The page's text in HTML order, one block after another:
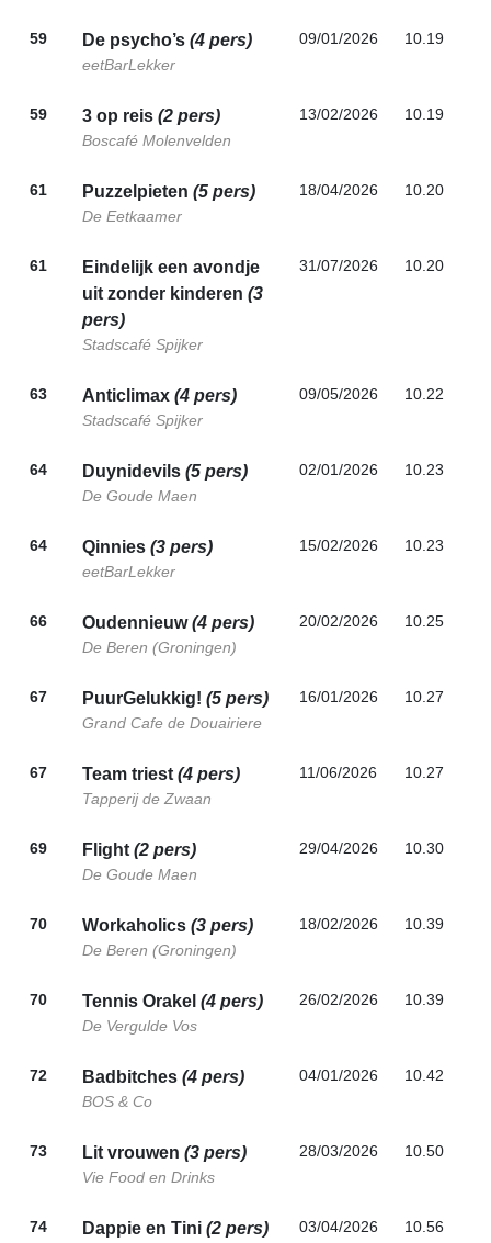
59 De psycho’s (4 pers)
eetBarLekker
09/01/2026 10.19
59 3 op reis (2 pers)
Boscafé Molenvelden
13/02/2026 10.19
61 Puzzelpieten (5 pers)
De Eetkaamer
18/04/2026 10.20
61
Eindelijk een avondje
uit zonder kinderen (3
pers)
Stadscafé Spijker
31/07/2026 10.20
63 Anticlimax (4 pers)
Stadscafé Spijker
09/05/2026 10.22
64 Duynidevils (5 pers)
De Goude Maen
02/01/2026 10.23
64 Qinnies (3 pers)
eetBarLekker
15/02/2026 10.23
66 Oudennieuw(4 pers)
De Beren (Groningen)
20/02/2026 10.25
67 PuurGelukkig! (5 pers)
Grand Cafe de Douairiere
16/01/2026 10.27
67 Team triest (4 pers)
Tapperij de Zwaan
11/06/2026 10.27
69 Flight (2 pers)
De Goude Maen
29/04/2026 10.30
70 Workaholics (3 pers)
De Beren (Groningen)
18/02/2026 10.39
70 Tennis Orakel (4 pers)
De Vergulde Vos
26/02/2026 10.39
72 Badbitches (4 pers)
BOS & Co
04/01/2026 10.42
73 Lit vrouwen (3 pers)
Vie Food en Drinks
28/03/2026 10.50
74 Dappie en Tini (2 pers) 03/04/2026 10.56